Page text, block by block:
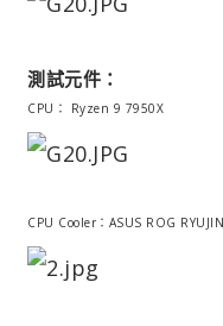
測試元件：
CPU： Ryzen 9 7950X
CPU Cooler：ASUS ROG